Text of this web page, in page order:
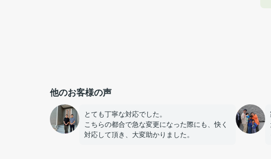
他のお客様の声
とても丁寧な対応でした。
こちらの都合で急な変更になった際にも、快く
対応して頂き、大変助かりました。